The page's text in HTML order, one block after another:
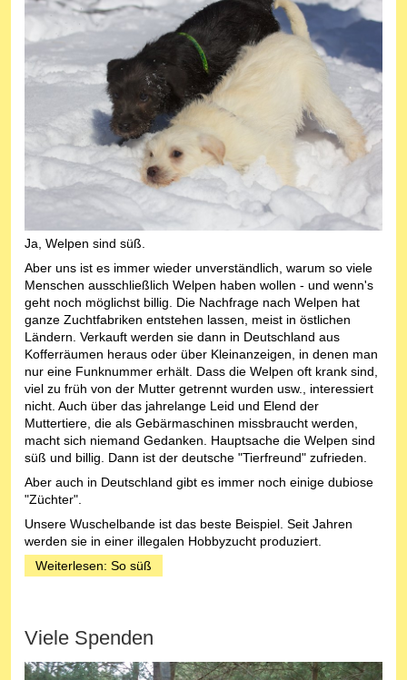
Ja, Welpen sind süß.
Aber uns ist es immer wieder unverständlich, warum so viele
Menschen ausschließlich Welpen haben wollen - und wenn's
geht noch möglichst billig. Die Nachfrage nach Welpen hat
ganze Zuchtfabriken entstehen lassen, meist in östlichen
Ländern. Verkauft werden sie dann in Deutschland aus
Kofferräumen heraus oder über Kleinanzeigen, in denen man
nur eine Funknummer erhält. Dass die Welpen oft krank sind,
viel zu früh von der Mutter getrennt wurden usw., interessiert
nicht. Auch über das jahrelange Leid und Elend der
Muttertiere, die als Gebärmaschinen missbraucht werden,
macht sich niemand Gedanken. Hauptsache die Welpen sind
süß und billig. Dann ist der deutsche "Tierfreund" zufrieden.
Aber auch in Deutschland gibt es immer noch einige dubiose
"Züchter".
Unsere Wuschelbande ist das beste Beispiel. Seit Jahren
werden sie in einer illegalen Hobbyzucht produziert.
Weiterlesen: So süß
Viele Spenden